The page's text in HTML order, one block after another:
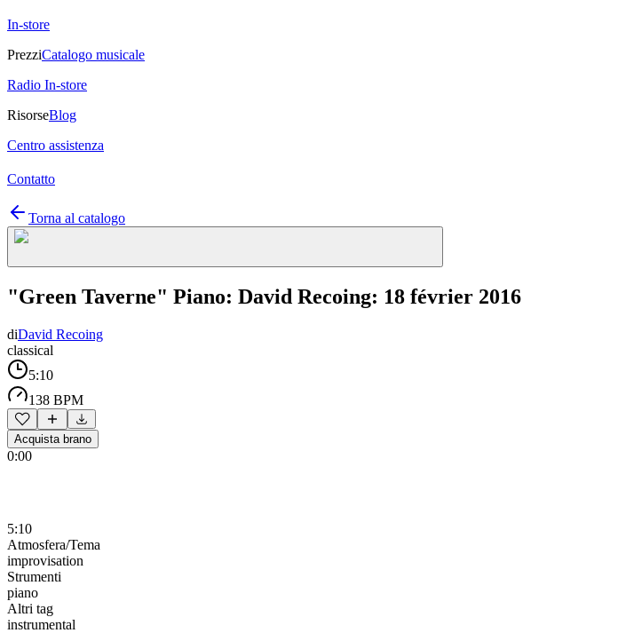
In-store
PrezziCatalogo musicale
Radio In-store
RisorseBlog
Centro assistenza
Contatto
Torna al catalogo
"Green Taverne" Piano: David Recoing: 18 février 2016
diDavid Recoing
classical
5:10
138 BPM
Acquista brano
0:00
5:10
Atmosfera/Tema
improvisation
Strumenti
piano
Altri tag
instrumental